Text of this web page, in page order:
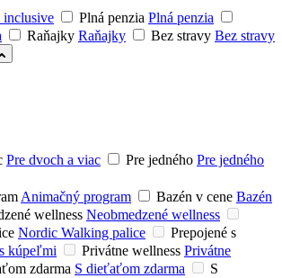
Plná penzia Plná penzia
Raňajky Raňajky Bez stravy Bez stravy
Pre dvoch a viac Pre jedného Pre jedného
Animačný program Bazén v cene Bazén
wellness Neobmedzené wellness
Nordic Walking palice
Prepojené s
kúpeľmi Privátne wellness Privátne
zdarma S dieťaťom zdarma
S